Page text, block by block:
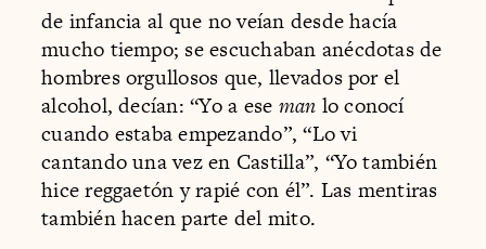
de infancia al que no veían desde hacía
mucho tiempo; se escuchaban anécdotas de
hombres orgullosos que, llevados por el
alcohol, decían: “Yo a ese man lo conocí
cuando estaba empezando”, “Lo vi
cantando una vez en Castilla”, “Yo también
hice reggaetón y rapié con él”. Las mentiras
también hacen parte del mito.